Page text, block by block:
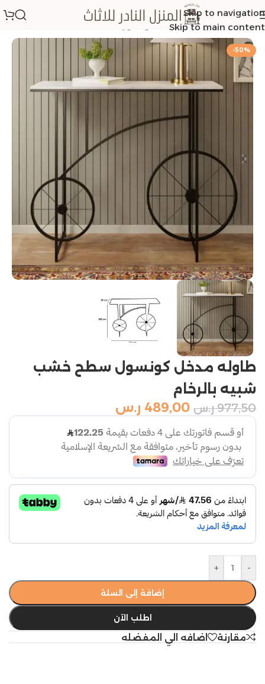
Skip to navigation
Skip to main content
الرئيسية/طاولات مداخل كونسول
-50%
طاوله مدخل كونسول سطح خشب
شبيه بالرخام
977,50 ر.س 489,00 ر.س
-
+
إضافة إلى السلة
اطلب الآن
مقارنة اضافه الي المفضله